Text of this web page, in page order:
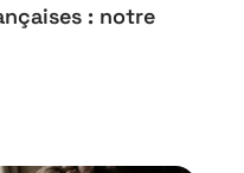
: notre